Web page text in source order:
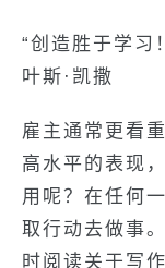
“创造胜于学
叶斯·凯撒
雇主通常更看
高水平的表现
用呢？在任何
取行动去做事
时阅读关于写